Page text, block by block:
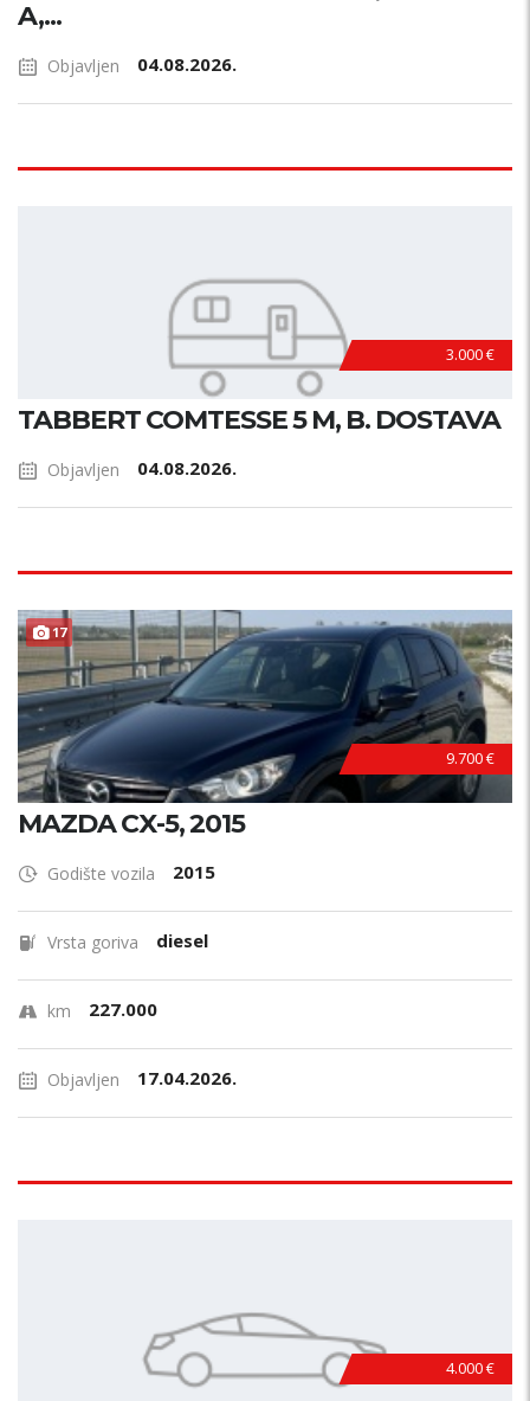
A,...
Objavljen 04.08.2026.
3.000 €
TABBERT COMTESSE 5 M, B. DOSTAVA
Objavljen 04.08.2026.
17
9.700 €
MAZDA CX-5, 2015
Godište vozila 2015
Vrsta goriva diesel
km 227.000
Objavljen 17.04.2026.
4.000 €